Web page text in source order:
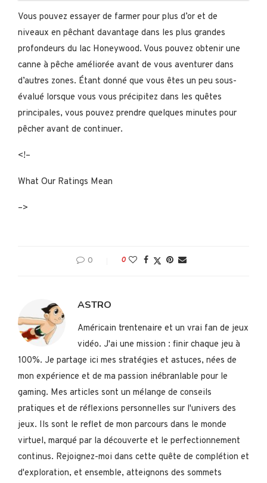
Vous pouvez essayer de farmer pour plus d’or et de
niveaux en pêchant davantage dans les plus grandes
profondeurs du lac Honeywood. Vous pouvez obtenir une
canne à pêche améliorée avant de vous aventurer dans
d’autres zones. Étant donné que vous êtes un peu sous-
évalué lorsque vous vous précipitez dans les quêtes
principales, vous pouvez prendre quelques minutes pour
pêcher avant de continuer.
<!–
What Our Ratings Mean
–>
0 0
ASTRO
Américain trentenaire et un vrai fan de jeux
vidéo. J'ai une mission : finir chaque jeu à
100%. Je partage ici mes stratégies et astuces, nées de
mon expérience et de ma passion inébranlable pour le
gaming. Mes articles sont un mélange de conseils
pratiques et de réflexions personnelles sur l'univers des
jeux. Ils sont le reflet de mon parcours dans le monde
virtuel, marqué par la découverte et le perfectionnement
continus. Rejoignez-moi dans cette quête de complétion et
d'exploration, et ensemble, atteignons des sommets